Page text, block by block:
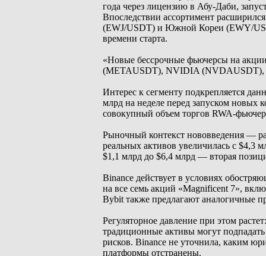
года через лицензию в Абу-Даби,
Впоследствии ассортимент
(EWJ/USDT) и Южной Кореи (EWY/
времени старта.
«Новые бессрочные фьючерсы на
(METAUSDT), NVIDIA (NVDAUSDT),
Интерес к сегменту подкрепляется
млрд на неделе перед запуском новых
совокупный объем торгов RWA-
Рыночный контекст нововведения —
реальных активов увеличилась с $4,3
$1,1 млрд до $6,4 млрд — вторая
Binance действует в условиях
на все семь акций «Magnificent 7»,
Bybit также предлагают аналогичные
Регуляторное давление при этом
традиционные активы могут
рисков. Binance не уточнила, каким
платформы отстранены.